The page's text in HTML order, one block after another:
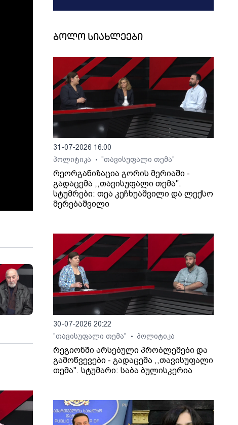
ბოლო სიახლეები
31-07-2026 16:00
პოლიტიკა
• "თავისუფალი თემა"
რეორგანიზაცია გორის მერიაში -
გადაცემა ,,თავისუფალი თემა".
სტუმრები: თეა კეჩხუაშვილი და ლექსო
მერებაშვილი
30-07-2026 20:22
"თავისუფალი თემა"
• პოლიტიკა
რეგიონში არსებული პრობლემები და
გამოწვევები - გადაცემა ,,თავისუფალი
თემა". სტუმარი: საბა ბულისკერია